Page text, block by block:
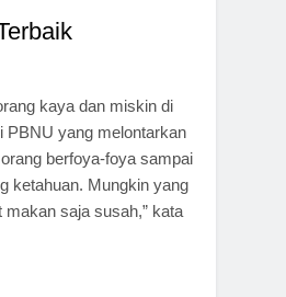
kaya dan miskin di
PBNU yang melontarkan
berfoya-foya sampai
ketahuan. Mungkin yang
makan saja susah,” kata